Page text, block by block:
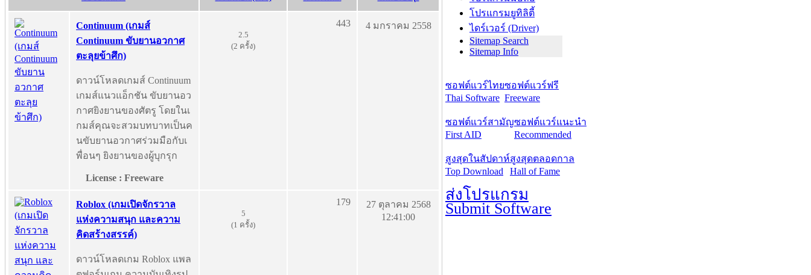
Continuum (เกมส์
Continuum ขับยานอวกาศ
ตะลุยข้าศึก)
ดาวน์โหลดเกมส์ Continuum
เกมส์แนวแอ็กชัน ขับยานอว
กาศยิงยานของศัตรู โดยในเ
กมส์คุณจะสวมบทบาทเป็นค
นขับยานอวกาศร่วมมือกับเ
พื่อนๆ ยิงยานของผู้บุกรุก
License : Freeware
2.5
(2 ครั้ง)
443 4 มกราคม 2558
Roblox (เกมเปิดจักรวาล
แห่งความสนุก และความ
คิดสร้างสรรค์)
ดาวน์โหลดเกม Roblox แพล
5
(1 ครั้ง)
179
27 ตุลาคม 2568
12:41:00
โปรแกรมยูทิลิตี้
ไดร์เวอร์ (Driver)
Sitemap Search
Sitemap Info
ซอฟต์แวร์ไทย
Thai Software
ซอฟต์แวร์ฟรี
Freeware
ซอฟต์แวร์สามัญ
First AID
ซอฟต์แวร์แนะนำ
Recommended
สูงสุดในสัปดาห์
Top Download
สูงสุดตลอดกาล
Hall of Fame
ส่งโปรแกรม
Submit Software